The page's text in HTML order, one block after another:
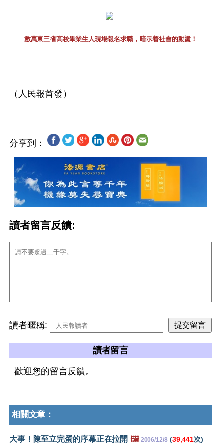
數萬東三省高校畢業生人現場報名求職，暗示着社會的動盪！
分享到：
讀者留言反饋:
讀者暱稱:
讀者留言
歡迎您的留言反饋。
相關文章：
大事！陳至立完蛋的序幕正在拉開 🖼️ 2006/12/8 (39,441次)